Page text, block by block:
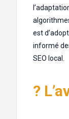
est
informé
SEO local.
?